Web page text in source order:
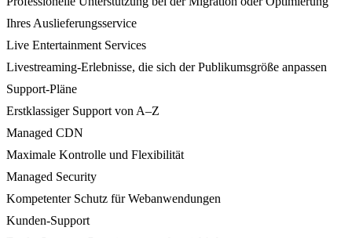
Ihres Auslieferungsservice
Live Entertainment Services
Livestreaming-Erlebnisse, die sich der Publikumsgröße anpassen
Support-Pläne
Erstklassiger Support von A–Z
Managed CDN
Maximale Kontrolle und Flexibilität
Managed Security
Kompetenter Schutz für Webanwendungen
Kunden-Support